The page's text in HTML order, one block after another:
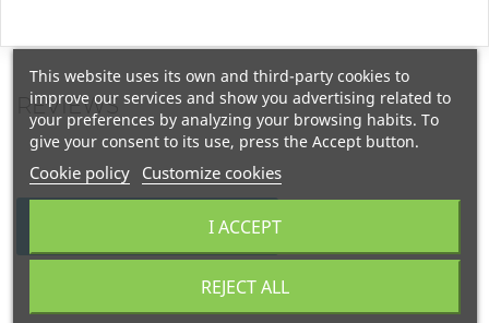
REVIEWS
WRITE YOUR REVIEW
This website uses its own and third-party cookies to
improve our services and show you advertising related to
your preferences by analyzing your browsing habits. To
give your consent to its use, press the Accept button.
Cookie policy Customize cookies
REJECT ALL
I ACCEPT